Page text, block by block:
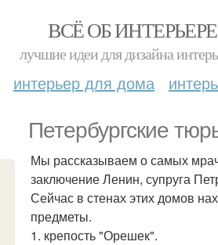
ВСЁ ОБ
лучшие идеи для дизайна
интерьер для дома
Петербургские
Мы рассказываем о самых
заключение Ленин, супруга
Сейчас в стенах этих домов
предметы.
1. крепость "Орешек".